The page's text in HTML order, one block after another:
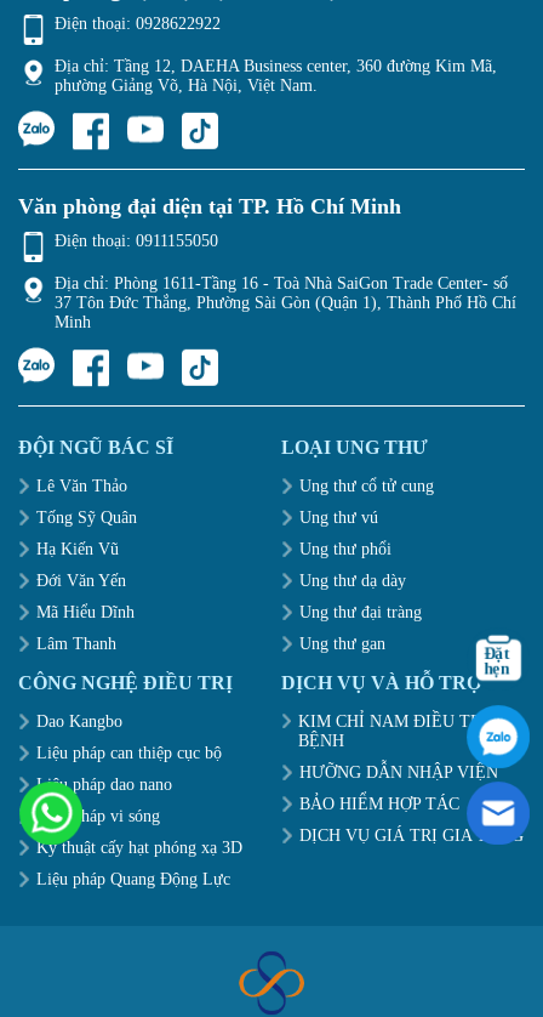
Điện thoại: 0928622922
Địa chỉ: Tầng 12, DAEHA Business center, 360 đường Kim Mã,
phường Giảng Võ, Hà Nội, Việt Nam.
Văn phòng đại diện tại TP. Hồ Chí Minh
Điện thoại: 0911155050
Địa chỉ: Phòng 1611-Tầng 16 - Toà Nhà SaiGon Trade Center- số
37 Tôn Đức Thắng, Phường Sài Gòn (Quận 1), Thành Phố Hồ Chí
Minh
ĐỘI NGŨ BÁC SĨ
Lê Văn Thảo
Tống Sỹ Quân
Hạ Kiến Vũ
Đới Văn Yến
Mã Hiểu Dĩnh
Lâm Thanh
LOẠI UNG THƯ
Ung thư cổ tử cung
Ung thư vú
Ung thư phổi
Ung thư dạ dày
Ung thư đại tràng
Ung thư gan
CÔNG NGHỆ ĐIỀU TRỊ
Dao Kangbo
Liệu pháp can thiệp cục bộ
Liệu pháp dao nano
Liệu pháp vi sóng
Kỹ thuật cấy hạt phóng xạ 3D
Liệu pháp Quang Động Lực
DỊCH VỤ VÀ HỖ TRỢ
KIM CHỈ NAM ĐIỀU TRỊ
BỆNH
HƯỠNG DẪN NHẬP VIỆN
BẢO HIỂM HỢP TÁC
DỊCH VỤ GIÁ TRỊ GIA TĂNG